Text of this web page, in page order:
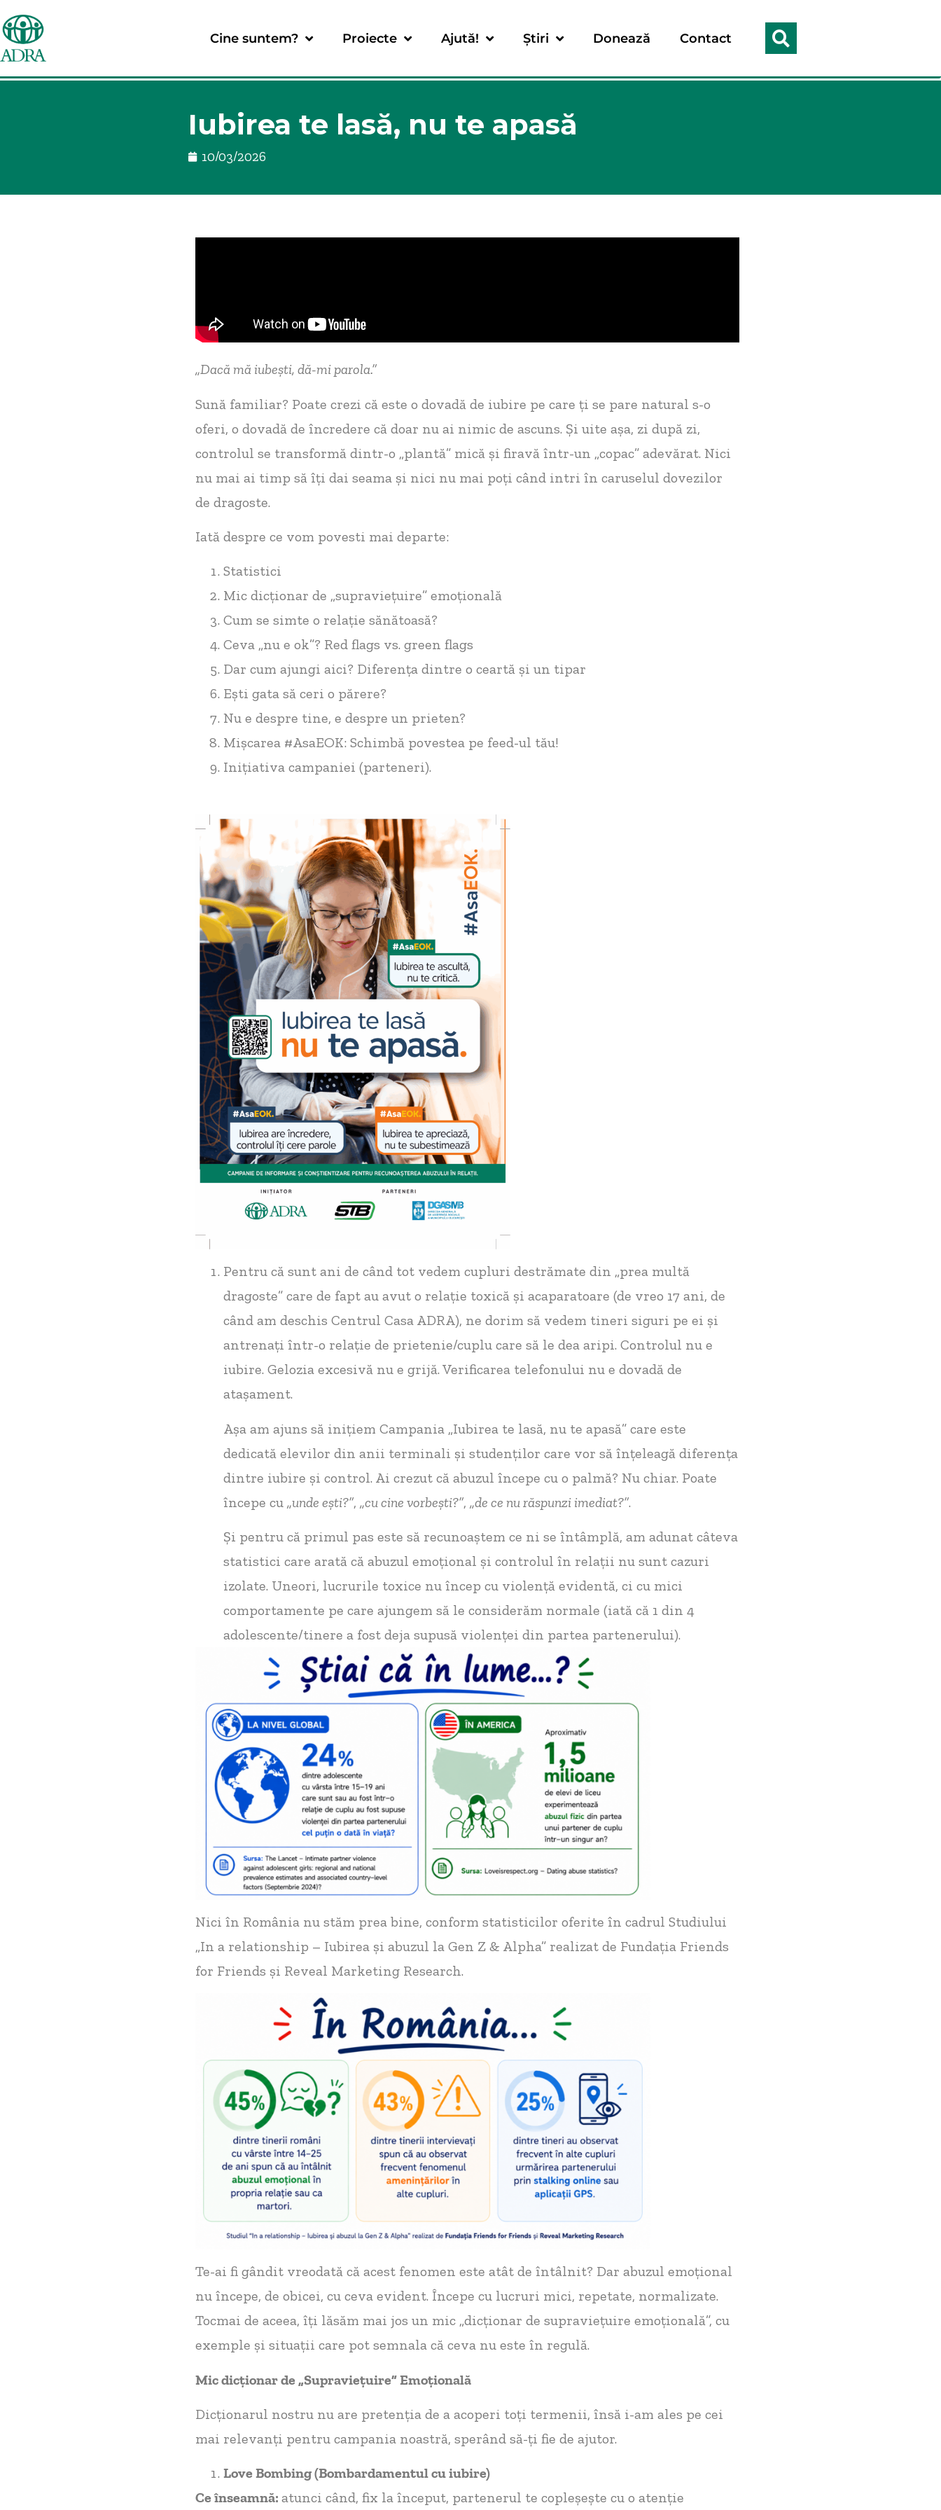
Cine suntem? Proiecte Ajută! Știri Donează Contact
Iubirea te lasă, nu te apasă
10/03/2026
„Dacă mă iubești, dă-mi parola.”
Sună familiar? Poate crezi că este o dovadă de iubire pe care ți se pare natural s-o
oferi, o dovadă de încredere că doar nu ai nimic de ascuns. Și uite așa, zi după zi,
controlul se transformă dintr-o „plantă” mică și firavă într-un „copac” adevărat. Nici
nu mai ai timp să îți dai seama și nici nu mai poți când intri în caruselul dovezilor
de dragoste.
Iată despre ce vom povesti mai departe:
Statistici
Mic dicționar de „supraviețuire” emoțională
Cum se simte o relație sănătoasă?
Ceva „nu e ok”? Red flags vs. green flags
Dar cum ajungi aici? Diferența dintre o ceartă și un tipar
Ești gata să ceri o părere?
Nu e despre tine, e despre un prieten?
Mișcarea #AsaEOK: Schimbă povestea pe feed-ul tău!
Inițiativa campaniei (parteneri).
Pentru că sunt ani de când tot vedem cupluri destrămate din „prea multă
dragoste” care de fapt au avut o relație toxică și acaparatoare (de vreo 17 ani, de
când am deschis Centrul Casa ADRA), ne dorim să vedem tineri siguri pe ei și
antrenați într-o relație de prietenie/cuplu care să le dea aripi. Controlul nu e
iubire. Gelozia excesivă nu e grijă. Verificarea telefonului nu e dovadă de
atașament.
Așa am ajuns să inițiem Campania „Iubirea te lasă, nu te apasă” care este
dedicată elevilor din anii terminali și studenților care vor să înțeleagă diferența
dintre iubire și control. Ai crezut că abuzul începe cu o palmă? Nu chiar. Poate
începe cu „unde ești?”, „cu cine vorbești?”, „de ce nu răspunzi imediat?”.
Și pentru că primul pas este să recunoaștem ce ni se întâmplă, am adunat câteva
statistici care arată că abuzul emoțional și controlul în relații nu sunt cazuri
izolate. Uneori, lucrurile toxice nu încep cu violență evidentă, ci cu mici
comportamente pe care ajungem să le considerăm normale (iată că 1 din 4
adolescente/tinere a fost deja supusă violenței din partea partenerului).
Nici în România nu stăm prea bine, conform statisticilor oferite în cadrul Studiului
„In a relationship – Iubirea și abuzul la Gen Z & Alpha” realizat de Fundația Friends
for Friends și Reveal Marketing Research.
Te-ai fi gândit vreodată că acest fenomen este atât de întâlnit? Dar abuzul emoțional
nu începe, de obicei, cu ceva evident. Începe cu lucruri mici, repetate, normalizate.
Tocmai de aceea, îți lăsăm mai jos un mic „dicționar de supraviețuire emoțională”, cu
exemple și situații care pot semnala că ceva nu este în regulă.
Mic dicționar de „Supraviețuire”Emoțională
Dicționarul nostru nu are pretenția de a acoperi toți termenii, însă i-am ales pe cei
mai relevanți pentru campania noastră, sperând să-ți fie de ajutor.
Love Bombing (Bombardamentul cu iubire)
Ceînseamnă: atunci când, fix la început, partenerul te copleșește cu o atenție